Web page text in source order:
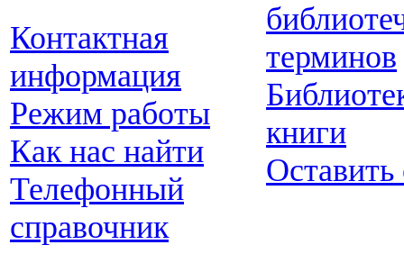
Контактная
информация
Режим работы
Как нас найти
Телефонный
справочник
терминов
книги
Оставить